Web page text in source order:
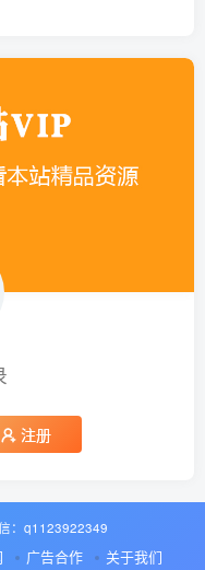
注册
：q1123922349
广告合作 关于我们